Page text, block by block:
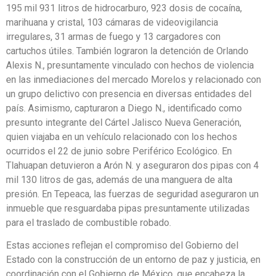
195 mil 931 litros de hidrocarburo, 923 dosis de cocaína,
marihuana y cristal, 103 cámaras de videovigilancia
irregulares, 31 armas de fuego y 13 cargadores con
cartuchos útiles. También lograron la detención de Orlando
Alexis N., presuntamente vinculado con hechos de violencia
en las inmediaciones del mercado Morelos y relacionado con
un grupo delictivo con presencia en diversas entidades del
país. Asimismo, capturaron a Diego N., identificado como
presunto integrante del Cártel Jalisco Nueva Generación,
quien viajaba en un vehículo relacionado con los hechos
ocurridos el 22 de junio sobre Periférico Ecológico. En
Tlahuapan detuvieron a Arón N. y aseguraron dos pipas con 4
mil 130 litros de gas, además de una manguera de alta
presión. En Tepeaca, las fuerzas de seguridad aseguraron un
inmueble que resguardaba pipas presuntamente utilizadas
para el traslado de combustible robado.
Estas acciones reflejan el compromiso del Gobierno del
Estado con la construcción de un entorno de paz y justicia, en